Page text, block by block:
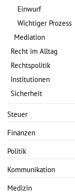
Einwurf
Wichtiger Prozess
Mediation
Recht im Alltag
Rechtspolitik
Institutionen
Sicherheit
Steuer
Finanzen
Politik
Kommunikation
Medizin